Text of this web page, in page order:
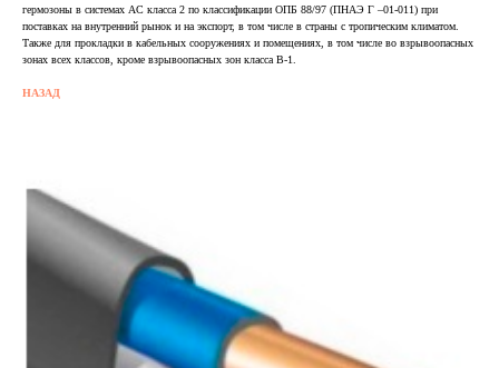
гермозоны в системах АС класса 2 по классификации ОПБ 88/97 (ПНАЭ Г –01-011) при
поставках на внутренний рынок и на экспорт, в том числе в страны с тропическим климатом.
Также для прокладки в кабельных сооружениях и помещениях, в том числе во взрывоопасных
зонах всех классов, кроме взрывоопасных зон класса В-1.
НАЗАД